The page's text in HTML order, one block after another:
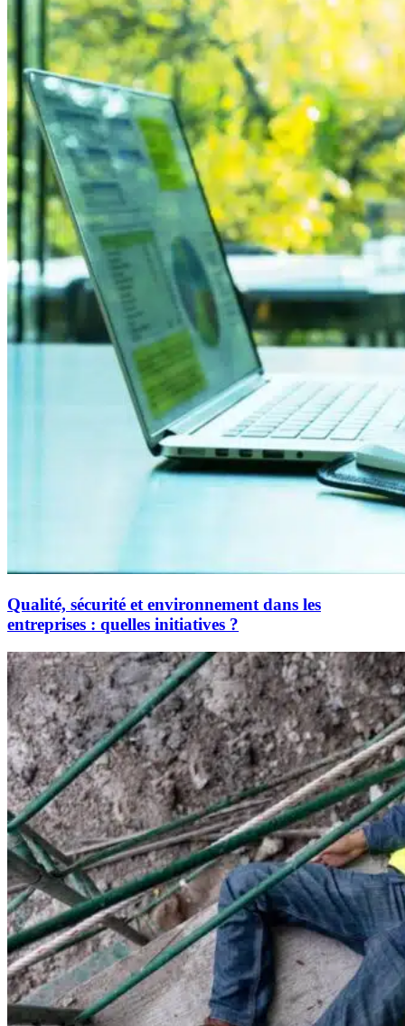
Qualité, sécurité et environnement dans les
entreprises : quelles initiatives ?